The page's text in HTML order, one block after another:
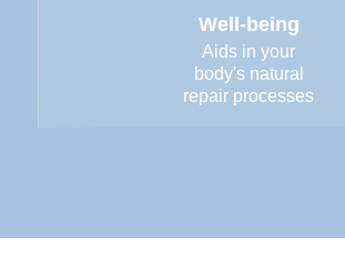
Well-being
Aids in your
body's natural
repair processes